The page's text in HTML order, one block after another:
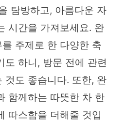
탐방하고, 아름다운 자
시간을 가져보세요. 완
주제로 한 다양한 축
도 하니, 방문 전에 관련
것도 좋습니다. 또한, 완
함께하는 따뜻한 차 한
따스함을 더해줄 것입